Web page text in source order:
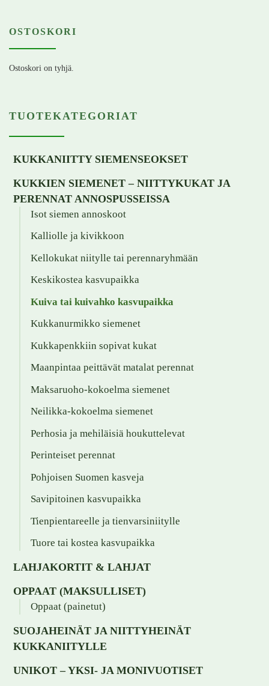
OSTOSKORI
Ostoskori on tyhjä.
TUOTEKATEGORIAT
KUKKANIITTY SIEMENSEOKSET
KUKKIEN SIEMENET – NIITTYKUKAT JA
PERENNAT ANNOSPUSSEISSA
Isot siemen annoskoot
Kalliolle ja kivikkoon
Kellokukat niitylle tai perennaryhmään
Keskikostea kasvupaikka
Kuiva tai kuivahko kasvupaikka
Kukkanurmikko siemenet
Kukkapenkkiin sopivat kukat
Maanpintaa peittävät matalat perennat
Maksaruoho-kokoelma siemenet
Neilikka-kokoelma siemenet
Perhosia ja mehiläisiä houkuttelevat
Perinteiset perennat
Pohjoisen Suomen kasveja
Savipitoinen kasvupaikka
Tienpientareelle ja tienvarsiniitylle
Tuore tai kostea kasvupaikka
LAHJAKORTIT & LAHJAT
OPPAAT (MAKSULLISET)
Oppaat (painetut)
SUOJAHEINÄT JA NIITTYHEINÄT
KUKKANIITYLLE
UNIKOT – YKSI- JA MONIVUOTISET